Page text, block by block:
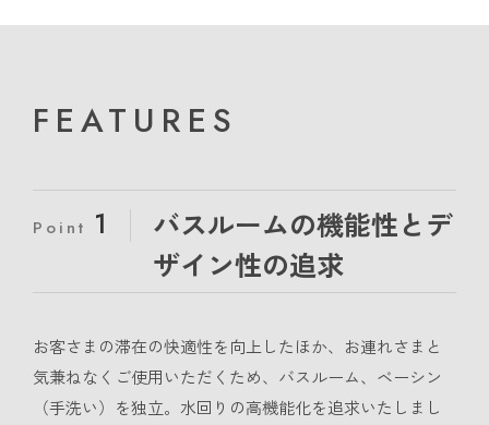
FEATURES
Point 1
バスルームの機能性とデ
ザイン性の追求
お客さまの滞在の快適性を向上したほか、お連れさまと
気兼ねなくご使用いただくため、バスルーム、ベーシン
（手洗い）を独立。水回りの高機能化を追求いたしまし